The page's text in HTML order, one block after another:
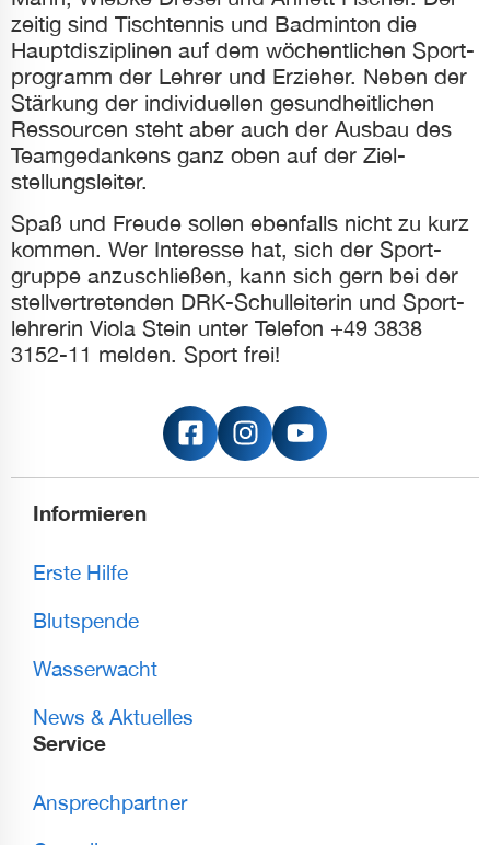
zeitig sind Tisch­tennis und Bad­minton die
Haupt­disziplinen auf dem wöchent­lichen Sport­
programm der Lehrer und Er­zieher. Neben der
Stärkung der individuellen gesundheit­lichen
Ressourcen steht aber auch der Aus­bau des
Team­gedankens ganz oben auf der Ziel­
stellungs­leiter.
Spaß und Freude sollen eben­falls nicht zu kurz
kommen. Wer Interesse hat, sich der Sport­
gruppe anzu­schließen, kann sich gern bei der
stell­ver­tretenden DRK-Schul­leiterin und Sport­
lehrerin Viola Stein unter Telefon +49 3838
3152-11 melden. Sport frei!
Informieren
Erste Hilfe
Blutspende
Wasserwacht
News & Aktuelles
Service
Ansprechpartner